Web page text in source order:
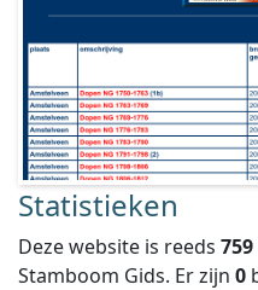
Statistieken
Deze website is reeds 759
Stamboom Gids. Er zijn 0